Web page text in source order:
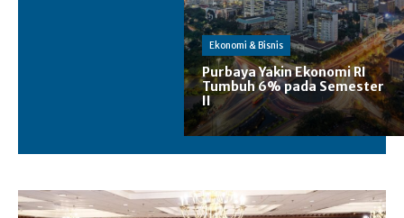
Ekonomi & Bisnis
Purbaya Yakin Ekonomi RI
Tumbuh 6% pada Semester
II